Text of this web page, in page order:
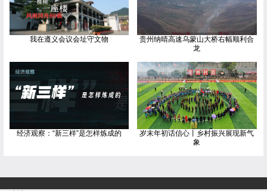
我在遵义会议会址守文物
贵州纳晴高速乌蒙山大桥右幅顺利合
龙
经济观察：“新三样”是怎样炼成的
岁末年初话信心丨乡村振兴展现新气
象